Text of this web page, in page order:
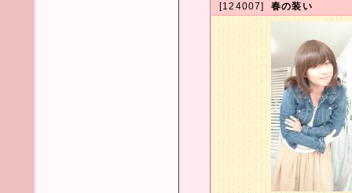
[124007] 春の装い